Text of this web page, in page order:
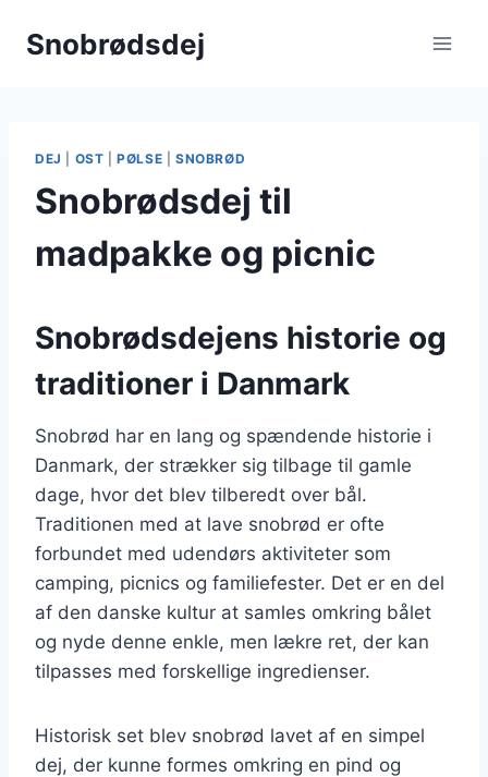
Snobrødsdej
DEJ OST |PØLSE SNOBRØD
Snobrødsdej til
madpakke og picnic
Snobrødsdejens historie og
traditioner i Danmark
Snobrød har en lang og spændende historie i
Danmark, der strækker sig tilbage til gamle
dage, hvor det blev tilberedt over bål.
Traditionen med at lave snobrød er ofte
forbundet med udendørs aktiviteter som
camping, picnics og familiefester. Det er en del
af den danske kultur at samles omkring bålet
og nyde denne enkle, men lækre ret, der kan
tilpasses med forskellige ingredienser.
Historisk set blev snobrød lavet af en simpel
dej, der kunne formes omkring en pind og